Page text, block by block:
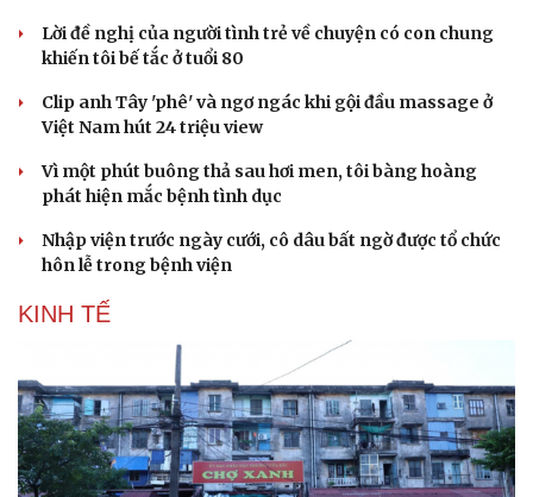
Lời đề nghị của người tình trẻ về chuyện có con chung
khiến tôi bế tắc ở tuổi 80
Clip anh Tây 'phê' và ngơ ngác khi gội đầu massage ở
Việt Nam hút 24 triệu view
Vì một phút buông thả sau hơi men, tôi bàng hoàng
phát hiện mắc bệnh tình dục
Nhập viện trước ngày cưới, cô dâu bất ngờ được tổ chức
hôn lễ trong bệnh viện
KINH TẾ